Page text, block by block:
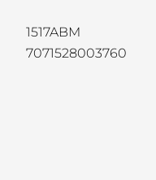
1517ABM
7071528003760